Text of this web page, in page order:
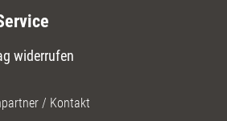
widerrufen
/ Kontakt